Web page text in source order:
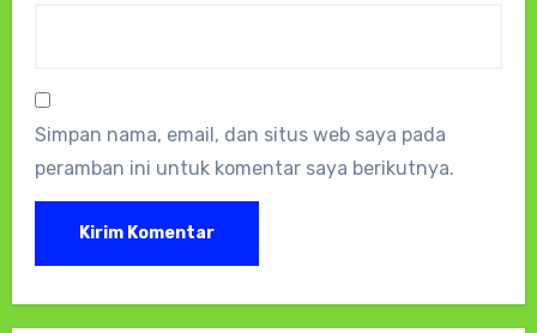
Simpan nama, email, dan situs web saya pada
peramban ini untuk komentar saya berikutnya.